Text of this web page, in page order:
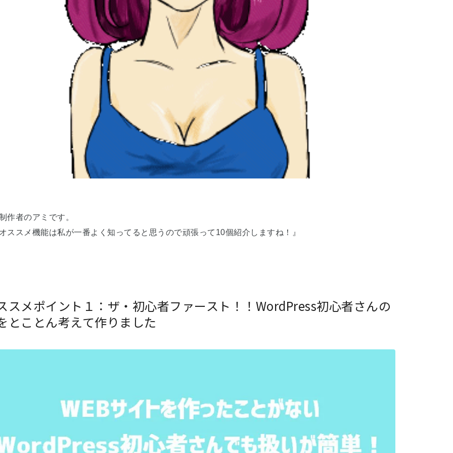
作者のアミです。
ススメ機能は私が一番よく知ってると思うので頑張って10個紹介しますね！』
スメポイント１：ザ・初心者ファースト！！WordPress初心者さんの
とことん考えて作りました